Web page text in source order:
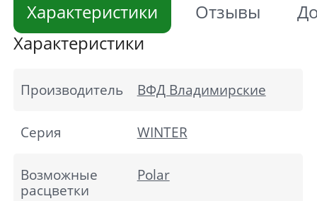
Характеристики Отзывы
Характеристики
Производитель ВФД Владимирские
Cерия WINTER
Возможные
расцветки
Polar